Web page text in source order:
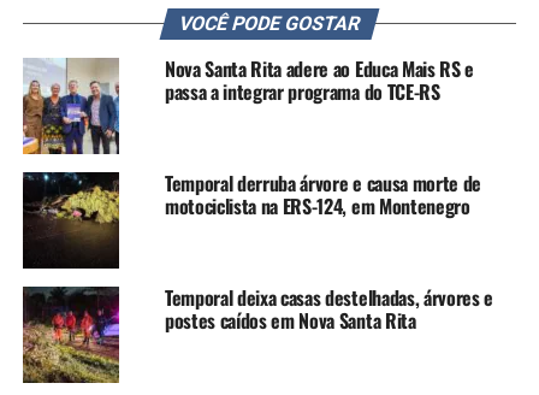
Tronco Monarca – Foto: Thiago Guimarães
VOCÊ PODE GOSTAR
Nova Santa Rita adere ao Educa Mais RS e
passa a integrar programa do TCE-RS
Temporal derruba árvore e causa morte de
motociclista na ERS-124, em Montenegro
Temporal deixa casas destelhadas, árvores e
postes caídos em Nova Santa Rita